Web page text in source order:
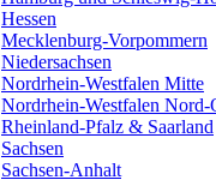
Hessen
Mecklenburg-Vorpommern
Niedersachsen
Nordrhein-Westfalen Mitte
Nordrhein-Westfalen Nord-
Rheinland-Pfalz & Saarland
Sachsen
Sachsen-Anhalt